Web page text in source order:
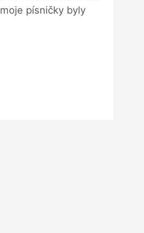
písničky byly